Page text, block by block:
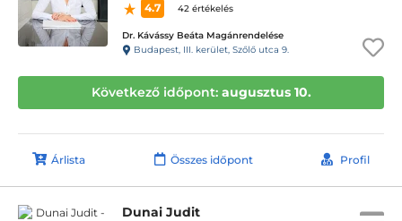
4.7
42 értékelés
Dr. Kávássy Beáta Magánrendelése
Budapest, III. kerület, Szőlő utca 9.
Következő időpont: augusztus 10.
Árlista Összes időpont Profil
Dunai Judit